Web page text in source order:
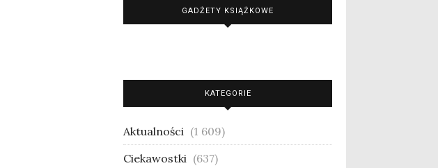
GADŻETY KSIĄŻKOWE
KATEGORIE
Aktualności (1 609)
Ciekawostki (637)